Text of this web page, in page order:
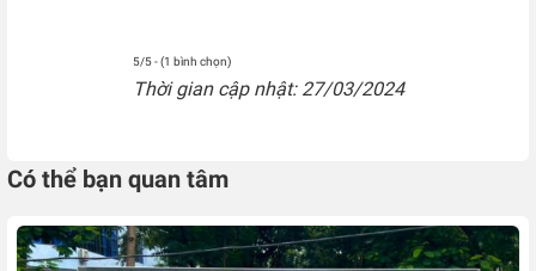
5/5 - (1 bình chọn)
Thời gian cập nhật: 27/03/2024
Có thể bạn quan tâm